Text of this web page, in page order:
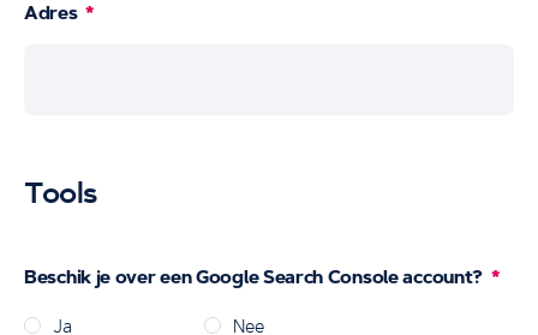
Adres
Tools
Beschik je over eenGoogle Search Consoleaccount?
Ja Nee